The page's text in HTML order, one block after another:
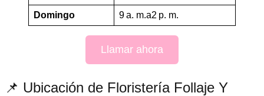
Domingo 9 a. m.a2 p. m.
Llamar ahora
📌 Ubicación de Floristería Follaje Y